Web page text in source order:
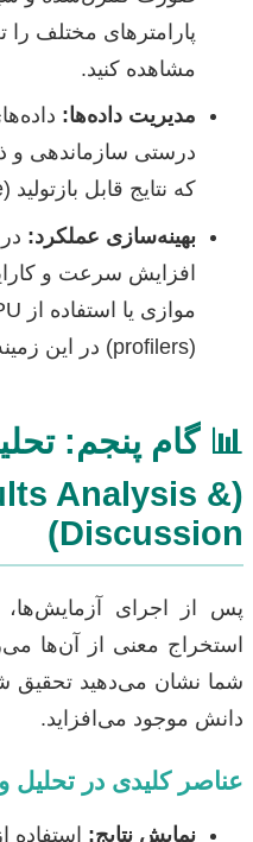
پارامترهای مختلف را
مشاهده کنید.
مدیریت داده‌ها:
درستی سازماندهی و
که نتایج قابل بازتولید (reproducible) هستند.
بهینه‌سازی عملکرد:
افزایش سرعت و
(profilers) در این زمینه بسیار مفیدند.
📊 گام پنجم:
Analysis &
Discussion)
پس از اجرای آزمایش‌ها،
استخراج معنی از آن‌ها
شما نشان می‌دهید تحقیق
دانش موجود می‌افزاید.
عناصر کلیدی در تحلیل
نمایش نتایج: استفاده